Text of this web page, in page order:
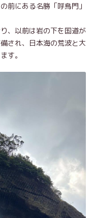
前にある名勝「呼鳥門」
、以前は岩の下を国道が
され、日本海の荒波と大
す。